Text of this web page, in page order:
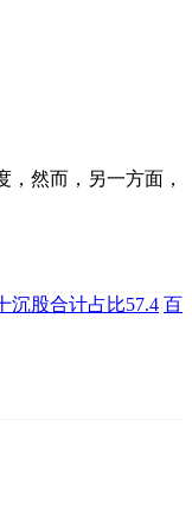
然而，另一方面，
沉股合计占比57.4 百